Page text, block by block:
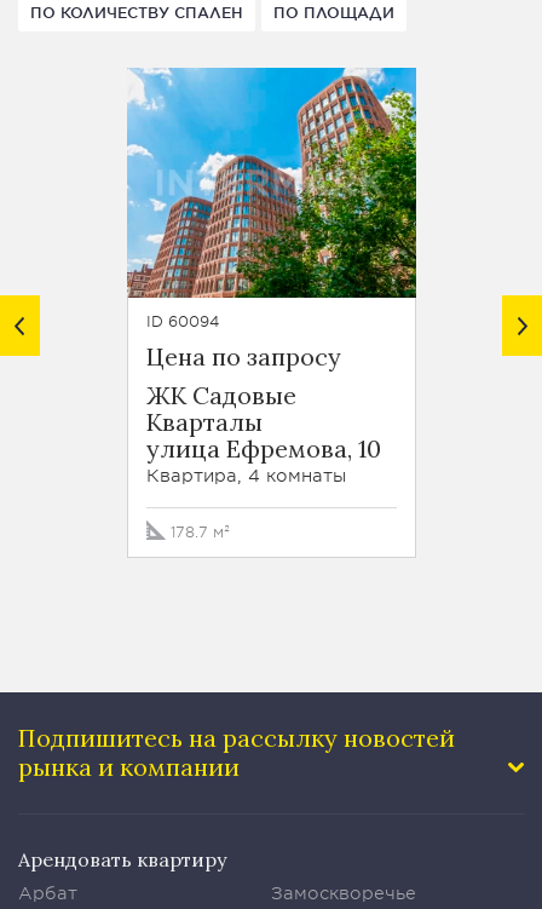
ПО КОЛИЧЕСТВУ СПАЛЕН ПО ПЛОЩАДИ
ID 60094
Цена по запросу
ЖК Садовые
Кварталы
улица Ефремова, 10
Квартира, 4 комнаты
178.7 м²
ID 61616
Подпишитесь на рассылку новостей
рынка и компании
Арендовать квартиру
Арбат
Замоскворечье